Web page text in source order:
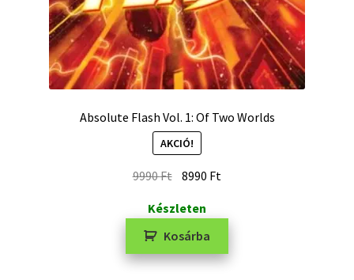
Absolute Flash Vol. 1: Of Two Worlds
AKCIÓ!
9990Ft 8990 Ft
Készleten
Kosárba